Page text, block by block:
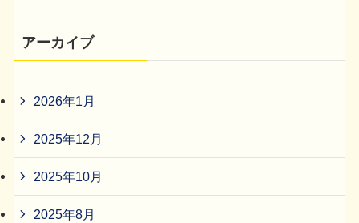
アーカイブ
2026年1月
2025年12月
2025年10月
2025年8月